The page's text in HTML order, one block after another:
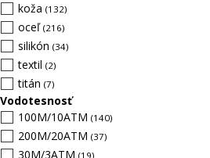
koža (132)
oceľ (216)
silikón (34)
textil (2)
titán (7)
Vodotesnosť
100M/10ATM (140)
200M/20ATM (37)
30M/3ATM (19)